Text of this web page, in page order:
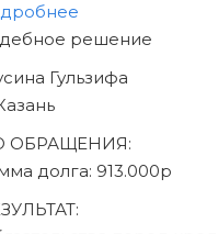
ИЗБАВЛЯТЬСЯ
ДОЛГОВ
СЕГОДНЯ!
на консультацию